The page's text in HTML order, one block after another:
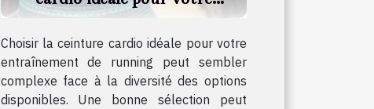
entraînement de running
Choisir la ceinture cardio idéale pour votre
entraînement de running peut sembler
complexe face à la diversité des options
disponibles. Une bonne sélection peut